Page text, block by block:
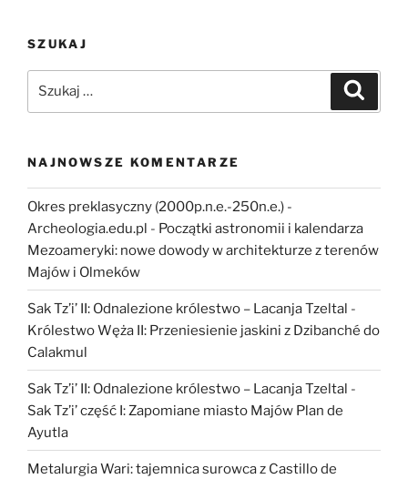
Nowe
SZUKAJ
NAJNOWSZE KOMENTARZE
Okres preklasyczny (2000p.n.e.-250n.e.) -
Archeologia.edu.pl - Początki astronomii i kalendarza
Mezoameryki: nowe dowody w architekturze z terenów
Majów i Olmeków
Sak Tz’i’ II: Odnalezione królestwo – Lacanja Tzeltal -
Królestwo Węża II: Przeniesienie jaskini z Dzibanché do
Calakmul
Sak Tz’i’ II: Odnalezione królestwo – Lacanja Tzeltal -
Sak Tz’i’ część I: Zapomiane miasto Majów Plan de
Ayutla
Metalurgia Wari: tajemnica surowca z Castillo de